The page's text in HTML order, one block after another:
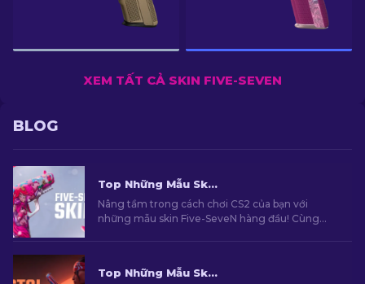
XEM TẤT CẢ SKIN FIVE-SEVEN
BLOG
Top Những Mẫu Skin Five-SeveN Hàng Đầu Trong CS2 [2026]
Nâng tầm trong cách chơi CS2 của bạn với
những mẫu skin Five-SeveN hàng đầu! Cùng
của bạn.
Top Những Mẫu Skin Súng Lục Đẹp Nhất Trong CS2 [2026]